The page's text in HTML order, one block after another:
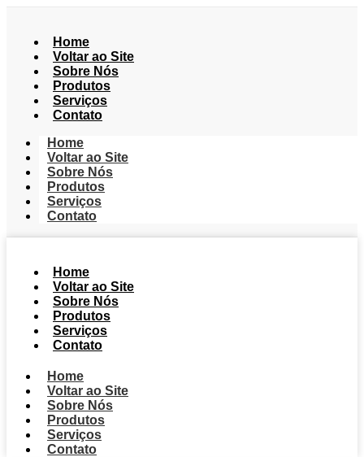
Home
Voltar ao Site
Sobre Nós
Produtos
Serviços
Contato
Home
Voltar ao Site
Sobre Nós
Produtos
Serviços
Contato
Home
Voltar ao Site
Sobre Nós
Produtos
Serviços
Contato
Home
Voltar ao Site
Sobre Nós
Produtos
Serviços
Contato